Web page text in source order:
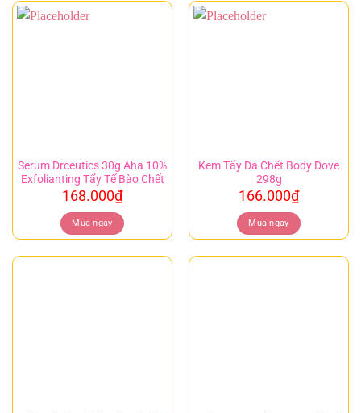
Serum Drceutics 30g Aha 10%
Exfolianting Tẩy Tế Bào Chết
168.000₫
Mua ngay
Kem Tẩy Da Chết Body Dove
298g
166.000₫
Mua ngay